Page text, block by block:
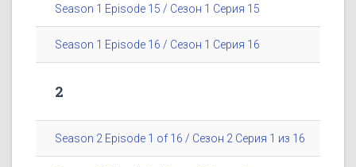
Season 1 Episode 15 / Сезон 1 Серия 15
Season 1 Episode 16 / Сезон 1 Серия 16
2
Season 2 Episode 1 of 16 / Сезон 2 Серия 1 из 16